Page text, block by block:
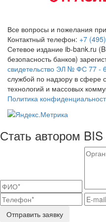
Все вопросы и пожелания
Контактный телефон: +7
Сетевое издание ib-bank.ru
безопасность банков)
свидетельство ЭЛ № ФС 77 -
службой по надзору в сфере
технологий и массовых
Политика
Стать автором
Отправить заявку